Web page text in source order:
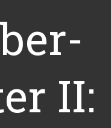
II: